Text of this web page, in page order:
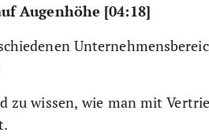
Augenhöhe [04:18]
zu wissen, wie man mit